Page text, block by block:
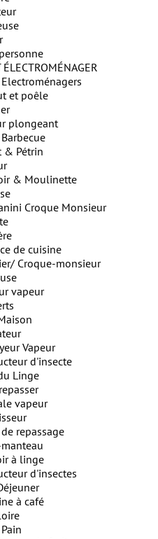
ÉLECTROMÉNAGER
et poêle
plongeant
& Pétrin
& Moulinette
Croque Monsieur
de cuisine
Croque-monsieur
vapeur
Vapeur
d'insecte
Linge
vapeur
repassage
à linge
d'insectes
à café